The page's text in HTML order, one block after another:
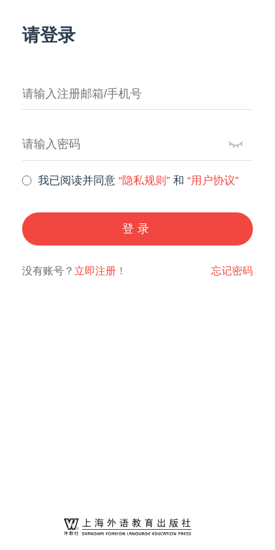
请登录
我已阅读并同意“隐私规则” 和“用户协议”
登录
没有账号？ 立即注册！ 忘记密码